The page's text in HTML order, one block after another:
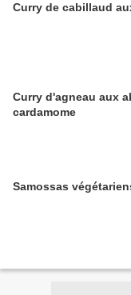
Curry de cabillaud
Curry d'agneau aux
cardamome
Samossas